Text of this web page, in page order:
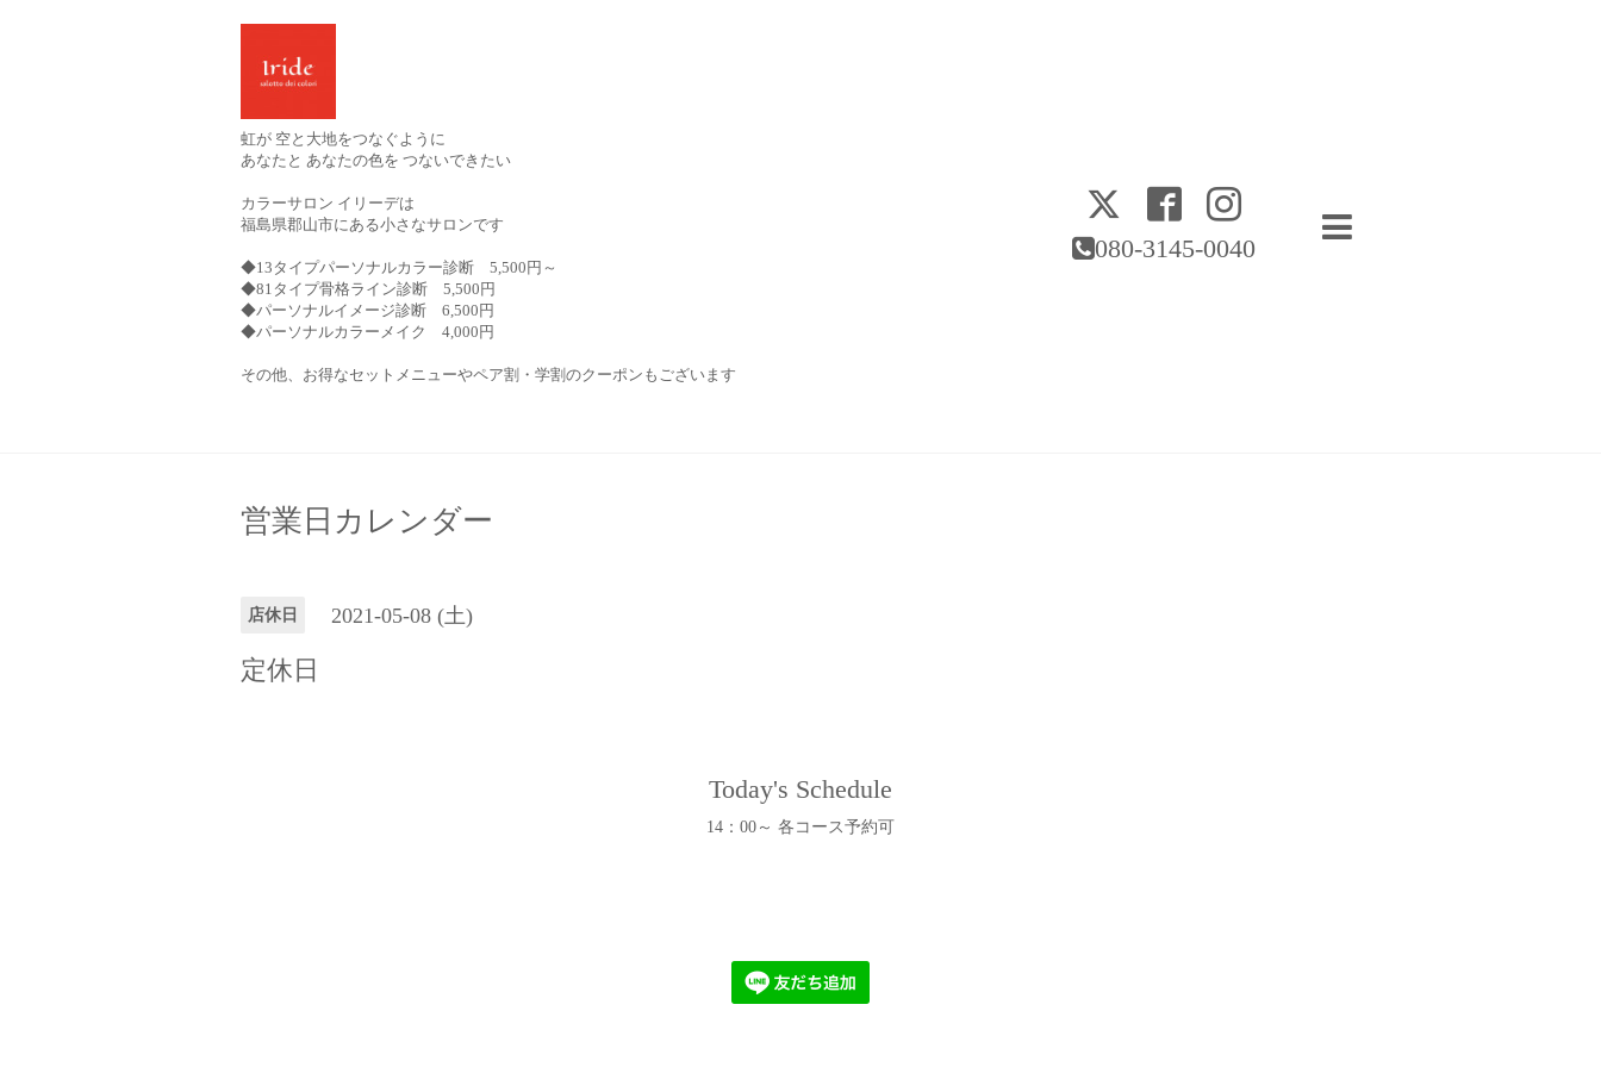
080-3145-0040
虹が 空と大地をつなぐように
あなたと あなたの色を つないできたい
カラーサロン イリーデは
福島県郡山市にある小さなサロンです
◆13タイプパーソナルカラー診断 5,500円～
◆81タイプ骨格ライン診断 5,500円
◆パーソナルイメージ診断 6,500円
◆パーソナルカラーメイク 4,000円
その他、お得なセットメニューやペア割・学割のクーポンもございます
営業日カレンダー
店休日 2021-05-08 (土)
定休日
Today's Schedule
14：00～ 各コース予約可